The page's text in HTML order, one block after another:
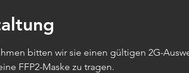
bitten wir sie einen gültigen 2G-
FFP2-Maske zu tragen.